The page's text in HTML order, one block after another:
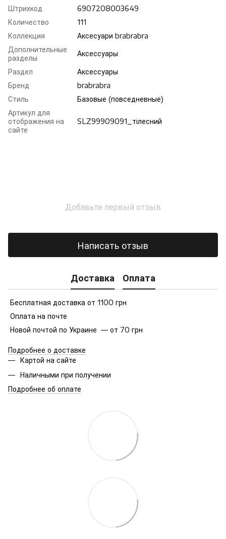
Штрихкод
6907208003649
Количество
111
Коллекция
Аксесуари brabrabra
Дополнительные
разделы
Аксессуары
Раздел
Аксессуары
Бренд
brabrabra
Стиль
Базовые (повседневные)
Артикул для
отображения на
сайте
SLZ99909091_тілесний
Добавьте первый отзыв
Написать отзыв
Доставка Оплата
Бесплатная доставка от 1100 грн
Оплата на почте
Новой почтой по Украине — от 70 грн
Подробнее о доставке
Картой на сайте
Наличными при получении
Подробнее об оплате